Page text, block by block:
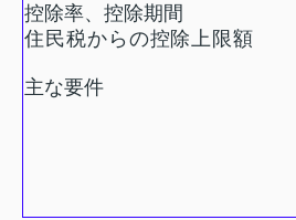
控除率、控除期間
住民税からの控除上限額
主な要件